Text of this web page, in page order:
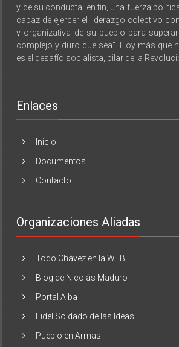
y de su conducta, en fin, una fuerza
capaz de ejercer el liderazgo colectivo
y organizativa de su pueblo para
complejo y duro que sea”. Hoy más que
es el desafío socialista, pilar de la
Enlaces
Inicio
Documentos
Contacto
Organizaciones Aliadas
Todo Chávez en la WEB
Blog de Nicolás Maduro
Portal Alba
Fidel Soldado de las Ideas
Pueblo en Armas